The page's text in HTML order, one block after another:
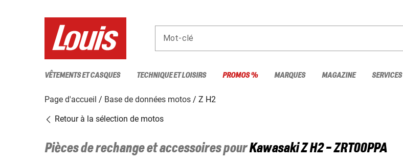
Mot-clé
VÊTEMENTS ET CASQUES TECHNIQUE ET LOISIRS PROMOS % MARQUES MAGAZINE SERVICES
Page d'accueil Base de données motos
Z H2
Retour à la sélection de motos
Pièces de rechange et accessoires pourKawasakiZ H2 - ZRT00PPA